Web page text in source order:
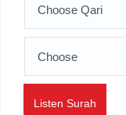
Listen Surah